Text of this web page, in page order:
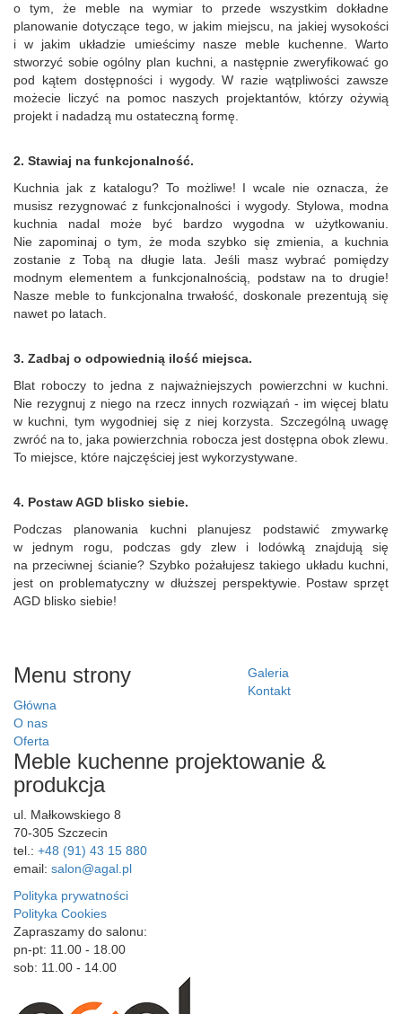
o tym, że meble na wymiar to przede wszystkim dokładne
planowanie dotyczące tego, w jakim miejscu, na jakiej wysokości
i w jakim układzie umieścimy nasze meble kuchenne. Warto
stworzyć sobie ogólny plan kuchni, a następnie zweryfikować go
pod kątem dostępności i wygody. W razie wątpliwości zawsze
możecie liczyć na pomoc naszych projektantów, którzy ożywią
projekt i nadadzą mu ostateczną formę.
2. Stawiaj na funkcjonalność.
Kuchnia jak z katalogu? To możliwe! I wcale nie oznacza, że
musisz rezygnować z funkcjonalności i wygody. Stylowa, modna
kuchnia nadal może być bardzo wygodna w użytkowaniu.
Nie zapominaj o tym, że moda szybko się zmienia, a kuchnia
zostanie z Tobą na długie lata. Jeśli masz wybrać pomiędzy
modnym elementem a funkcjonalnością, podstaw na to drugie!
Nasze meble to funkcjonalna trwałość, doskonale prezentują się
nawet po latach.
3. Zadbaj o odpowiednią ilość miejsca.
Blat roboczy to jedna z najważniejszych powierzchni w kuchni.
Nie rezygnuj z niego na rzecz innych rozwiązań - im więcej blatu
w kuchni, tym wygodniej się z niej korzysta. Szczególną uwagę
zwróć na to, jaka powierzchnia robocza jest dostępna obok zlewu.
To miejsce, które najczęściej jest wykorzystywane.
4. Postaw AGD blisko siebie.
Podczas planowania kuchni planujesz podstawić zmywarkę
w jednym rogu, podczas gdy zlew i lodówką znajdują się
na przeciwnej ścianie? Szybko pożałujesz takiego układu kuchni,
jest on problematyczny w dłuższej perspektywie. Postaw sprzęt
AGD blisko siebie!
Menu strony
Główna
O nas
Oferta
Galeria
Kontakt
Meble kuchenne projektowanie &
produkcja
ul. Małkowskiego 8
70-305 Szczecin
tel.: +48 (91) 43 15 880
email: salon@agal.pl
Polityka prywatności
Polityka Cookies
Zapraszamy do salonu:
pn-pt: 11.00 - 18.00
sob: 11.00 - 14.00